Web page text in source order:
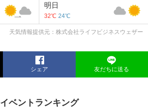
明日
32℃ 24℃
天気情報提供元：株式会社ライフビジネスウェザー
シェア 友だちに送る
イベントランキング